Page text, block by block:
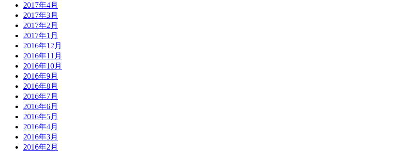
2017年4月
2017年3月
2017年2月
2017年1月
2016年12月
2016年11月
2016年10月
2016年9月
2016年8月
2016年7月
2016年6月
2016年5月
2016年4月
2016年3月
2016年2月